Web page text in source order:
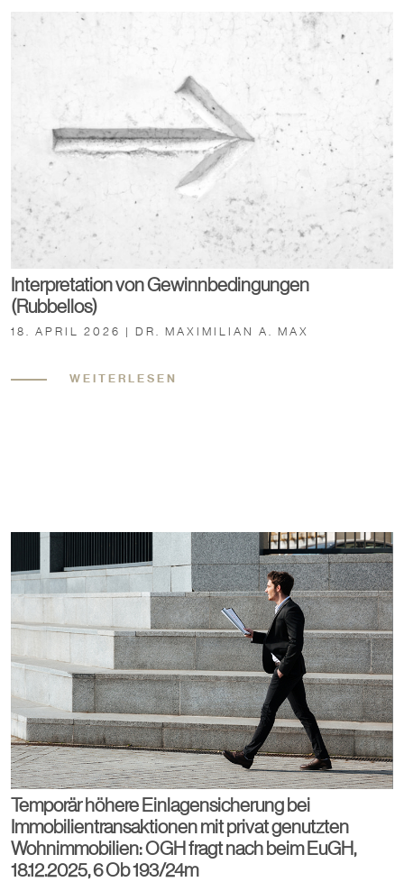
Interpretation von Gewinnbedingungen
(Rubbellos)
18. APRIL 2026 | DR. MAXIMILIAN A. MAX
WEITERLESEN
Temporär höhere Einlagensicherung bei
Immobilientransaktionen mit privat genutzten
Wohnimmobilien: OGH fragt nach beim EuGH,
18.12.2025, 6 Ob 193/24m